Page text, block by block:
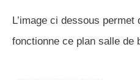
L’image ci dessous
fonctionne ce plan salle de